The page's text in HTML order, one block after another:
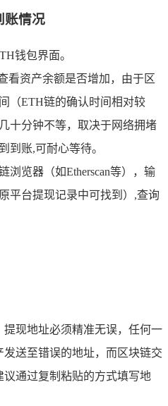
账情况
钱包界面。
看资产余额是否增加，由于区
（ETH链的确认时间相对较
十分钟不等，取决于网络拥堵
到账,可耐心等待。
浏览器（如Etherscan等），输
平台提现记录中可找到）,查询
现地址必须精准无误，任何一
送至错误的地址，而区块链交
通过复制粘贴的方式填写地